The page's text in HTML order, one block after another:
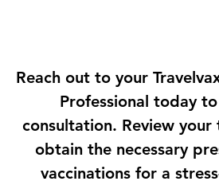
Reach out to your
Professional today
consultation. Review your
obtain the necessary
vaccinations for a